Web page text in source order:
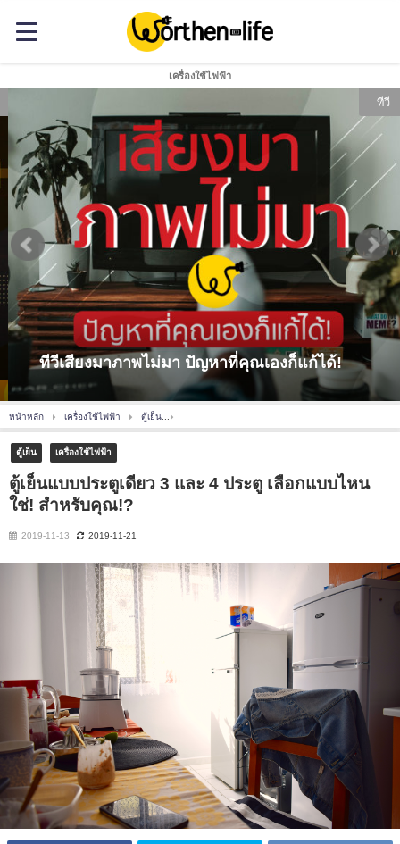
เครื่องใช้ไฟฟ้า
ทีวี
ทีวีเสียงมาภาพไม่มา ปัญหาที่คุณเองก็แก้ได้!
หน้าหลัก เครื่องใช้ไฟฟ้า ตู้เย็น
ตู้เย็น เครื่องใช้ไฟฟ้า
ตู้เย็นแบบประตูเดียว 3 และ 4 ประตู เลือกแบบไหน
ใช่! สำหรับคุณ!?
2019-11-13 2019-11-21